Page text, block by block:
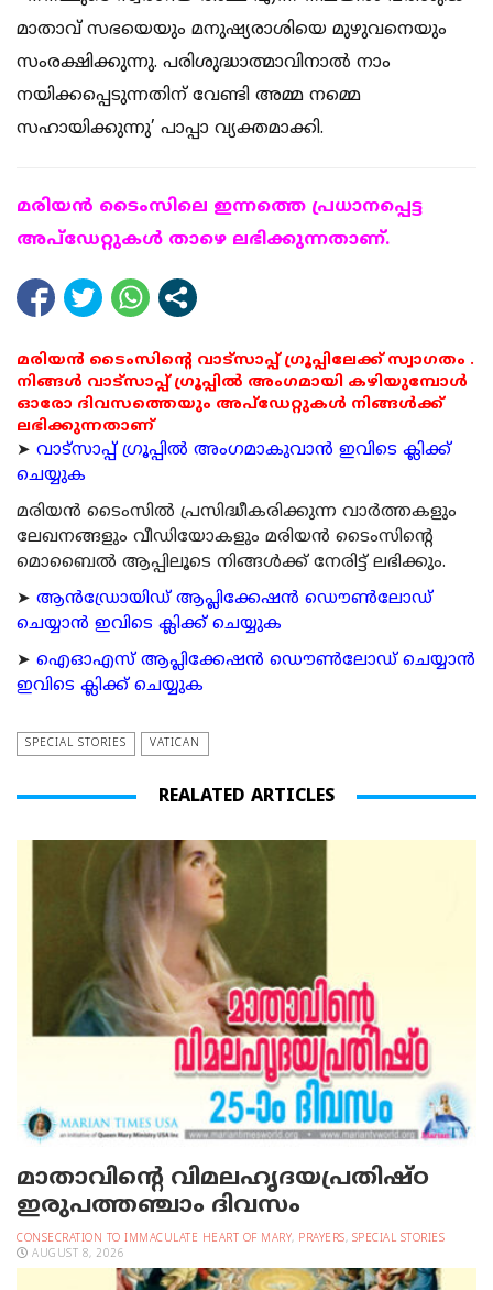
മാതാവ് സഭയെയും മനുഷ്യരാശിയെ മുഴുവനെയും
സംരക്ഷിക്കുന്നു. പരിശുദ്ധാത്മാവിനാല്‍ നാം
നയിക്കപ്പെടുന്നതിന് വേണ്ടി അമ്മ നമ്മെ
സഹായിക്കുന്നു’ പാപ്പാ വ്യക്തമാക്കി.
മരിയന്‍ ടൈംസിലെ ഇന്നത്തെ പ്രധാനപ്പെട്ട
അപ്ഡേറ്റുകള്‍ താഴെ ലഭിക്കുന്നതാണ്.
മരിയൻ ടൈംസിന്റെ വാട്സാപ്പ് ഗ്രൂപ്പിലേക്ക് സ്വാഗതം .
നിങ്ങൾ വാട്സാപ്പ് ഗ്രൂപ്പിൽ അംഗമായി കഴിയുമ്പോൾ
ഓരോ ദിവസത്തെയും അപ്ഡേറ്റുകൾ നിങ്ങൾക്ക്
ലഭിക്കുന്നതാണ്
➤ വാട്സാപ്പ് ഗ്രൂപ്പിൽ അംഗമാകുവാൻ ഇവിടെ ക്ലിക്ക്
ചെയ്യുക
മരിയന്‍ ടൈംസില്‍ പ്രസിദ്ധീകരിക്കുന്ന വാര്‍ത്തകളും
ലേഖനങ്ങളും വീഡിയോകളും മരിയന്‍ ടൈംസിന്റെ
മൊബൈല്‍ ആപ്പിലൂടെ നിങ്ങള്‍ക്ക് നേരിട്ട് ലഭിക്കും.
➤ ആന്‍ഡ്രോയിഡ് ആപ്ലിക്കേഷന്‍ ഡൌണ്‍ലോഡ്
ചെയ്യാന്‍ ഇവിടെ ക്ലിക്ക് ചെയ്യുക
➤ ഐഓഎസ് ആപ്ലിക്കേഷന്‍ ഡൌണ്‍ലോഡ് ചെയ്യാന്‍
ഇവിടെ ക്ലിക്ക് ചെയ്യുക
SPECIAL STORIES VATICAN
REALATED ARTICLES
മാതാവിന്റെ വിമലഹൃദയപ്രതിഷ്ഠ
ഇരുപത്തഞ്ചാം ദിവസം
CONSECRATION TO IMMACULATE HEART OF MARY, PRAYERS, SPECIAL STORIES
AUGUST 8, 2026